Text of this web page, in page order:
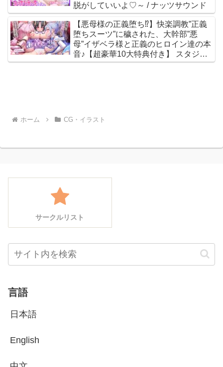
脱がしていいよ♡～ / ナッツサウンド
【悪母様の正義堕ち⁉︎】快楽調教”正義
堕ちスーツ”に穢された、大幹部”悪
母”イザベラ様と正義のヒロイン達の本
音♪【超豪華10大特典付き】 スタジオ
拘束少女図鑑 / 餅梨あむ 涼花みなせ
ホーム CG・イラスト
サークルリスト
言語
日本語
English